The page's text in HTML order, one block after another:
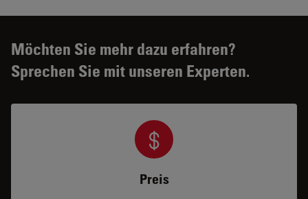
Möchten Sie mehr dazu erfahren?
Sprechen Sie mit unseren Experten.
Preis